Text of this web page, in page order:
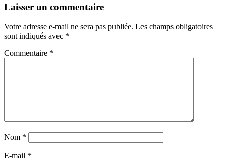
Laisser un commentaire
Votre adresse e-mail ne sera pas publiée. Les champs obligatoires
sont indiqués avec *
Commentaire *
Nom *
E-mail *